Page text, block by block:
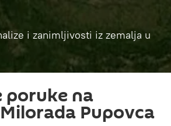
i zanimljivosti iz zemalja u
poruke na
Pupovca